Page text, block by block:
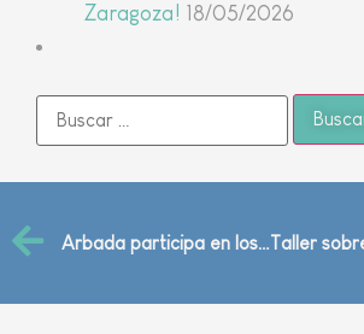
Zaragoza! 18/05/2026
Arbada participa en los Talleres del programa de Educación al consumidor